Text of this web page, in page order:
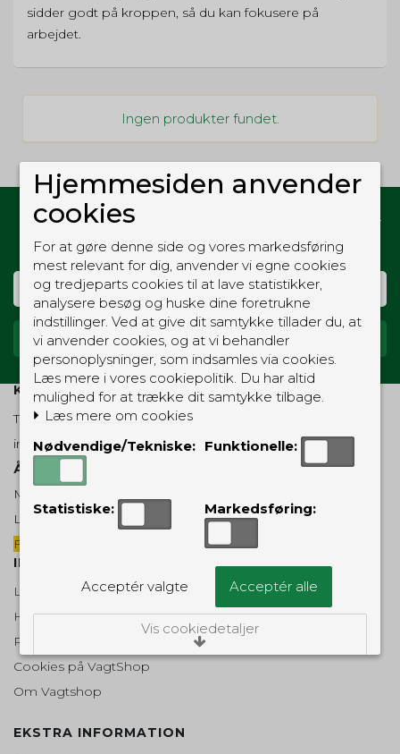
sidder godt på kroppen, så du kan fokusere på
arbejdet.
Ingen produkter fundet.
Hold dig opdateret med gode tilbud og nyheder
fra Vagtshop
KUNDESERVICE
Telefon 70 23 45 12
info@vagtshop.dk
Åbnings-/telefontider:
Mandag - fredag: 10-17
Lørdag: 10-14
Fortrydelsesformular
INFORMATION
Leveringsmuligheder
Handelsbetingelser
Retur- og reklamationsret
Cookies på VagtShop
Om Vagtshop
EKSTRA INFORMATION
Hjemmesiden anvender
cookies
For at gøre denne side og vores markedsføring
mest relevant for dig, anvender vi egne cookies
og tredjeparts cookies til at lave statistikker,
analysere besøg og huske dine foretrukne
indstillinger. Ved at give dit samtykke tillader du, at
vi anvender cookies, og at vi behandler
personoplysninger, som indsamles via cookies.
Læs mere i vores cookiepolitik. Du har altid
mulighed for at trække dit samtykke tilbage.
Læs mere om cookies
Nødvendige/Tekniske: Funktionelle:
Statistiske: Markedsføring:
Acceptér valgte Acceptér alle
Vis cookiedetaljer
Nødvendige/Tekniske
Tekniske cookies er nødvendige for, at langt
betydning og dermed ikke nogen